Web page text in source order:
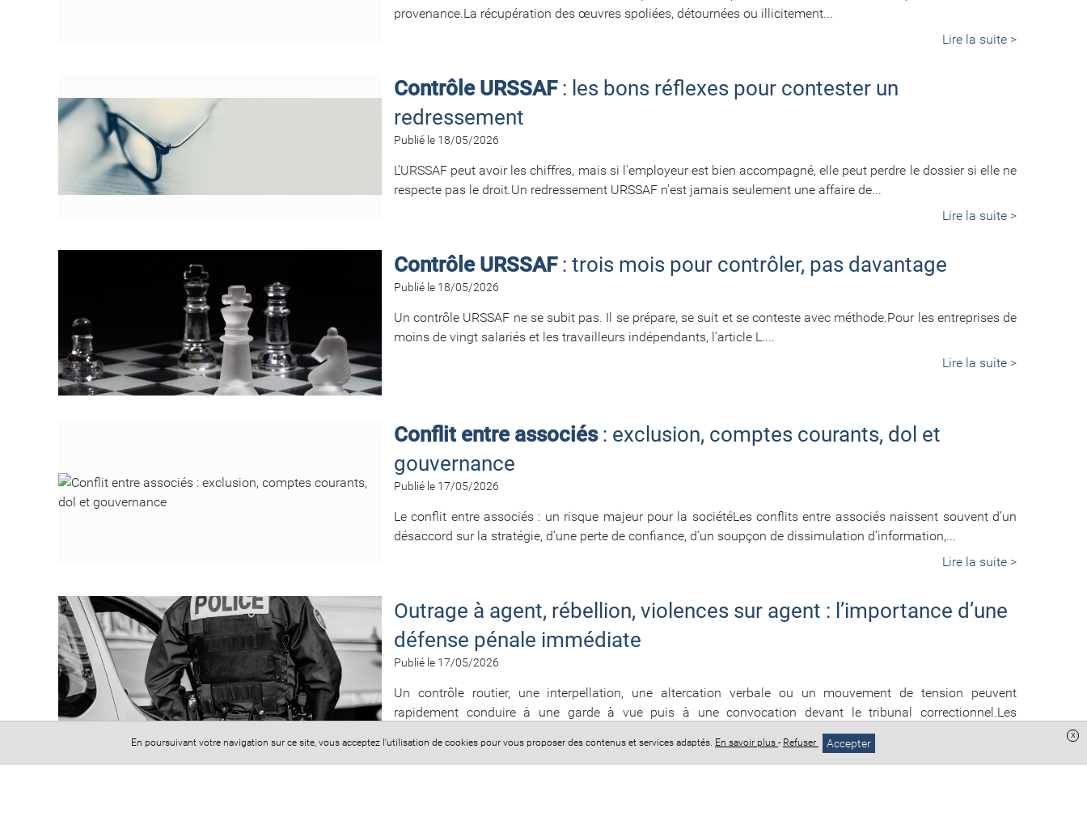
provenance.La récupération des œuvres spoliées, détournées ou illicitement...
Lire la suite >
Contrôle URSSAF: les bons réflexes pour contester un
redressement
Publié le 18/05/2026
L’URSSAF peut avoir les chiffres, mais si l'employeur est bien accompagné, elle peut perdre le dossier si elle ne
respecte pas le droit.Un redressement URSSAF n’est jamais seulement une affaire de...
Lire la suite >
Contrôle URSSAF: trois mois pour contrôler, pas davantage
Publié le 18/05/2026
Un contrôle URSSAF ne se subit pas. Il se prépare, se suit et se conteste avec méthode.Pour les entreprises de
moins de vingt salariés et les travailleurs indépendants, l’article L....
Lire la suite >
Conflit entre associés: exclusion, comptes courants, dol et
gouvernance
Publié le 17/05/2026
Le conflit entre associés : un risque majeur pour la sociétéLes conflits entre associés naissent souvent d’un
désaccord sur la stratégie, d’une perte de confiance, d’un soupçon de dissimulation d’information,...
Lire la suite >
Outrage à agent, rébellion, violences sur agent : l’importance d’une
défense pénale immédiate
Publié le 17/05/2026
Un contrôle routier, une interpellation, une altercation verbale ou un mouvement de tension peuvent
rapidement conduire à une garde à vue puis à une convocation devant le tribunal correctionnel.Les
En poursuivant votre navigation sur ce site, vous acceptez l'utilisation de cookies pour vous proposer des contenus et services adaptés. En savoir plus - Refuser Accepter
x